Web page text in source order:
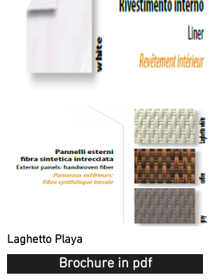
Laghetto Playa
Brochure in pdf